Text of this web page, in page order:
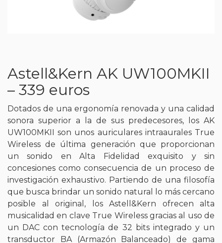
Astell&Kern AK UW100MKII
– 339 euros
Dotados de una ergonomía renovada y una calidad
sonora superior a la de sus predecesores, los AK
UW100MKII son unos auriculares intraaurales True
Wireless de última generación que proporcionan
un sonido en Alta Fidelidad exquisito y sin
concesiones como consecuencia de un proceso de
investigación exhaustivo. Partiendo de una filosofía
que busca brindar un sonido natural lo más cercano
posible al original, los Astell&Kern ofrecen alta
musicalidad en clave True Wireless gracias al uso de
un DAC con tecnología de 32 bits integrado y un
transductor BA (Armazón Balanceado) de gama